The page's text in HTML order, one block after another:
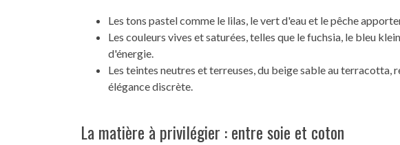
Les tons pastel comme le lilas, le vert d'eau et le pêche
Les couleurs vives et saturées, telles que le fuchsia, le bleu
d'énergie.
Les teintes neutres et terreuses, du beige sable au terracotta,
élégance discrète.
La matière à privilégier : entre soie et coton